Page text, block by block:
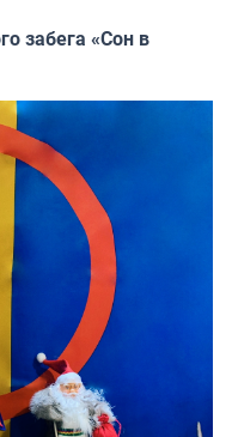
забега «Сон в